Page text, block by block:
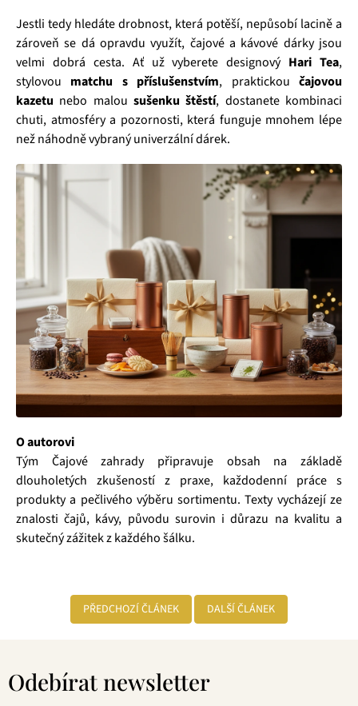
Jestli tedy hledáte drobnost, která potěší, nepůsobí lacině a
zároveň se dá opravdu využít, čajové a kávové dárky jsou
velmi dobrá cesta. Ať už vyberete designový Hari Tea,
stylovou matchu s příslušenstvím, praktickoučajovou
kazetu nebo malou sušenku štěstí, dostanete kombinaci
chuti, atmosféry a pozornosti, která funguje mnohem lépe
než náhodně vybraný univerzální dárek.
O autorovi
Tým Čajové zahrady připravuje obsah na základě
dlouholetých zkušeností z praxe, každodenní práce s
produkty a pečlivého výběru sortimentu. Texty vycházejí ze
znalosti čajů, kávy, původu surovin i důrazu na kvalitu a
skutečný zážitek z každého šálku.
PŘEDCHOZÍ ČLÁNEK DALŠÍ ČLÁNEK
Odebírat newsletter